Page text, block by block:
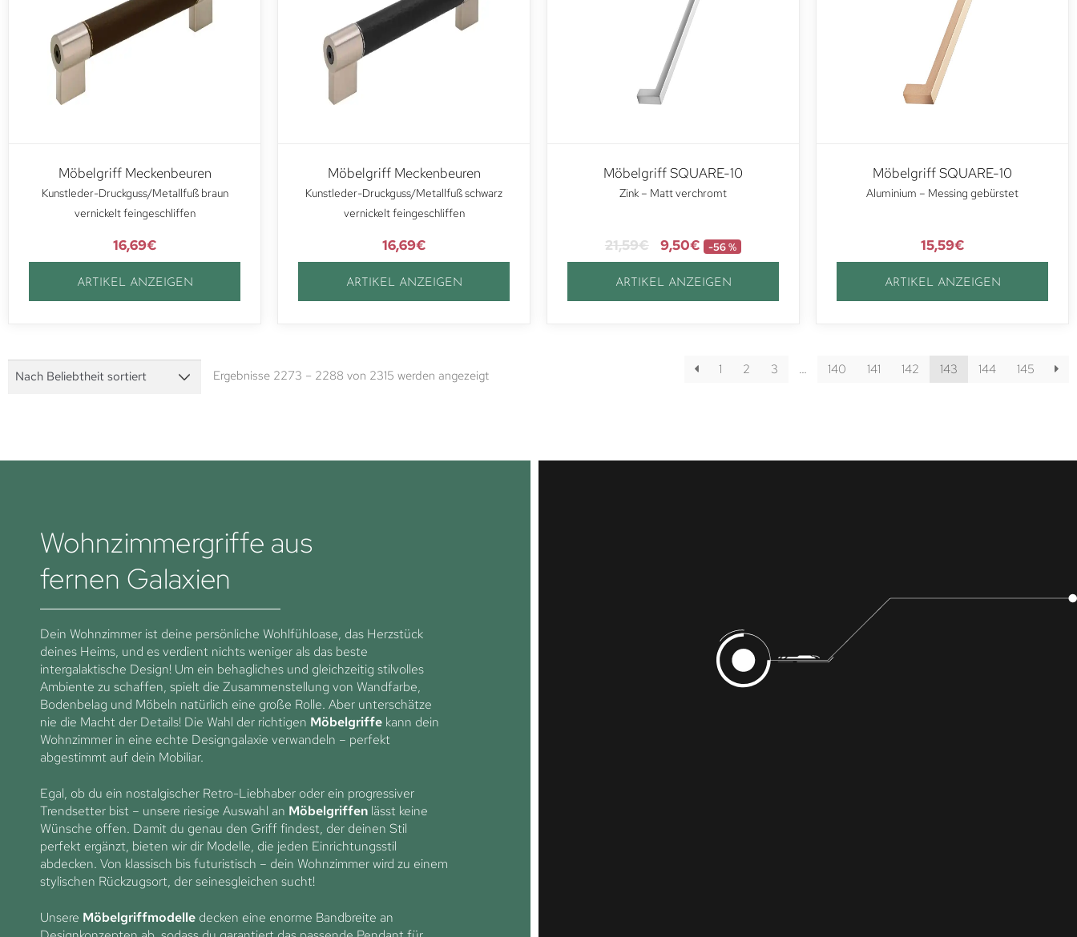
Möbelgriff Meckenbeuren
Kunstleder-Druckguss/Metallfuß braun
vernickelt feingeschliffen
16,69€
ARTIKEL ANZEIGEN
Möbelgriff Meckenbeuren
Kunstleder-Druckguss/Metallfuß schwarz
vernickelt feingeschliffen
16,69€
ARTIKEL ANZEIGEN
Möbelgriff SQUARE-10
Zink – Matt verchromt
21,59€ 9,50€ -56 %
ARTIKEL ANZEIGEN
Möbelgriff SQUARE-10
Aluminium – Messing gebürstet
15,59€
ARTIKEL ANZEIGEN
Ergebnisse 2273 – 2288 von 2315 werden angezeigt 1 2 3 … 140 141 142 143 144 145
Wohnzimmergriffe aus
fernen Galaxien
Dein Wohnzimmer ist deine persönliche Wohlfühloase, das Herzstück
deines Heims, und es verdient nichts weniger als das beste
intergalaktische Design! Um ein behagliches und gleichzeitig stilvolles
Ambiente zu schaffen, spielt die Zusammenstellung von Wandfarbe,
Bodenbelag und Möbeln natürlich eine große Rolle. Aber unterschätze
nie die Macht der Details! Die Wahl der richtigen Möbelgriffe kann dein
Wohnzimmer in eine echte Designgalaxie verwandeln – perfekt
abgestimmt auf dein Mobiliar.
Egal, ob du ein nostalgischer Retro-Liebhaber oder ein progressiver
Trendsetter bist – unsere riesige Auswahl an Möbelgriffen lässt keine
Wünsche offen. Damit du genau den Griff findest, der deinen Stil
perfekt ergänzt, bieten wir dir Modelle, die jeden Einrichtungsstil
abdecken. Von klassisch bis futuristisch – dein Wohnzimmer wird zu einem
stylischen Rückzugsort, der seinesgleichen sucht!
Unsere Möbelgriffmodelle decken eine enorme Bandbreite an